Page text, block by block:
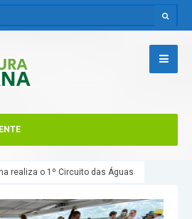
realiza o 1º Circuito das Águas